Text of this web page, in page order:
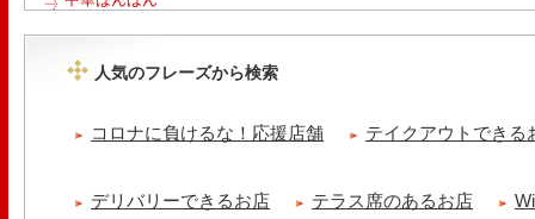
ッコラサラダをそえて)手..
【 よもぎ蒸しやリラクゼーション専門の顧問契約 】 冷え性改善協会
人気のフレーズから検索
コロナに負けるな！応援店舗 テイクアウトできる
デリバリーできるお店 テラス席のあるお店